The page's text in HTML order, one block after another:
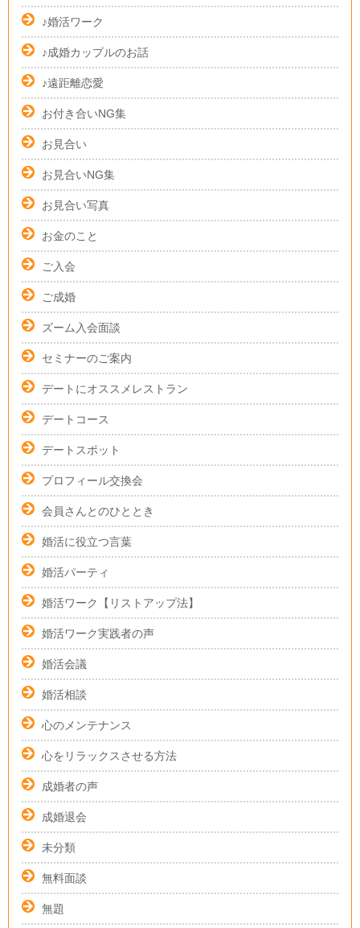
♪婚活ワーク
♪成婚カップルのお話
♪遠距離恋愛
お付き合いNG集
お見合い
お見合いNG集
お見合い写真
お金のこと
ご入会
ご成婚
ズーム入会面談
セミナーのご案内
デートにオススメレストラン
デートコース
デートスポット
プロフィール交換会
会員さんとのひととき
婚活に役立つ言葉
婚活パーティ
婚活ワーク【リストアップ法】
婚活ワーク実践者の声
婚活会議
婚活相談
心のメンテナンス
心をリラックスさせる方法
成婚者の声
成婚退会
未分類
無料面談
無題